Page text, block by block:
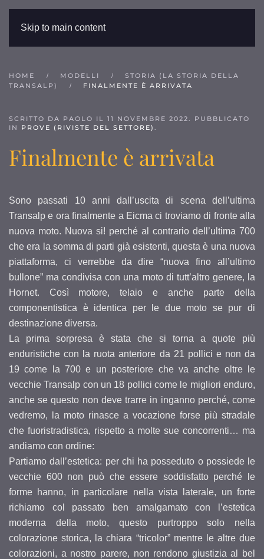
Skip to main content
HOME MODELLI
STORIA (LA STORIA DELLA
TRANSALP)
FINALMENTE È ARRIVATA
SCRITTO DA PAOLO IL 11 NOVEMBRE 2022. PUBBLICATO
IN PROVE (RIVISTE DEL SETTORE) .
Finalmente è arrivata
Sono passati 10 anni dall’uscita di scena dell’ultima
Transalp e ora finalmente a Eicma ci troviamo di fronte alla
nuova moto. Nuova si! perché al contrario dell’ultima 700
che era la somma di parti già esistenti, questa è una nuova
piattaforma, ci verrebbe da dire “nuova fino all’ultimo
bullone” ma condivisa con una moto di tutt’altro genere, la
Hornet. Così motore, telaio e anche parte della
componentistica è identica per le due moto se pur di
destinazione diversa.
La prima sorpresa è stata che si torna a quote più
enduristiche con la ruota anteriore da 21 pollici e non da
19 come la 700 e un posteriore che va anche oltre le
vecchie Transalp con un 18 pollici come le migliori enduro,
anche se questo non deve trarre in inganno perché, come
vedremo, la moto rinasce a vocazione forse più stradale
che fuoristradistica, rispetto a molte sue concorrenti… ma
andiamo con ordine:
Partiamo dall’estetica: per chi ha posseduto o possiede le
vecchie 600 non può che essere soddisfatto perché le
forme hanno, in particolare nella vista laterale, un forte
richiamo col passato ben amalgamato con l’estetica
moderna della moto, questo purtroppo solo nella
colorazione storica, la chiara “tricolor” mentre le altre due
colorazioni, a nostro parere, non rendono giustizia al bel